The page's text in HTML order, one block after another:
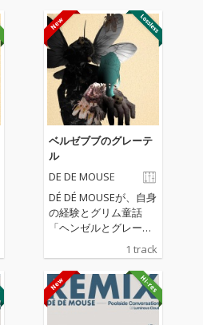
ベルゼブブのグレーテ
ル
DE DE MOUSE
DÉ DÉ MOUSEが、自身
の経験とグリム童話
「ヘンゼルとグレーテ
ル」を題材にしたダー
クメルヘンボカロ『ベ
ルゼブブのグレーテ
ル』をリリース！ 蝿の
羽音から始まる今作
1 track